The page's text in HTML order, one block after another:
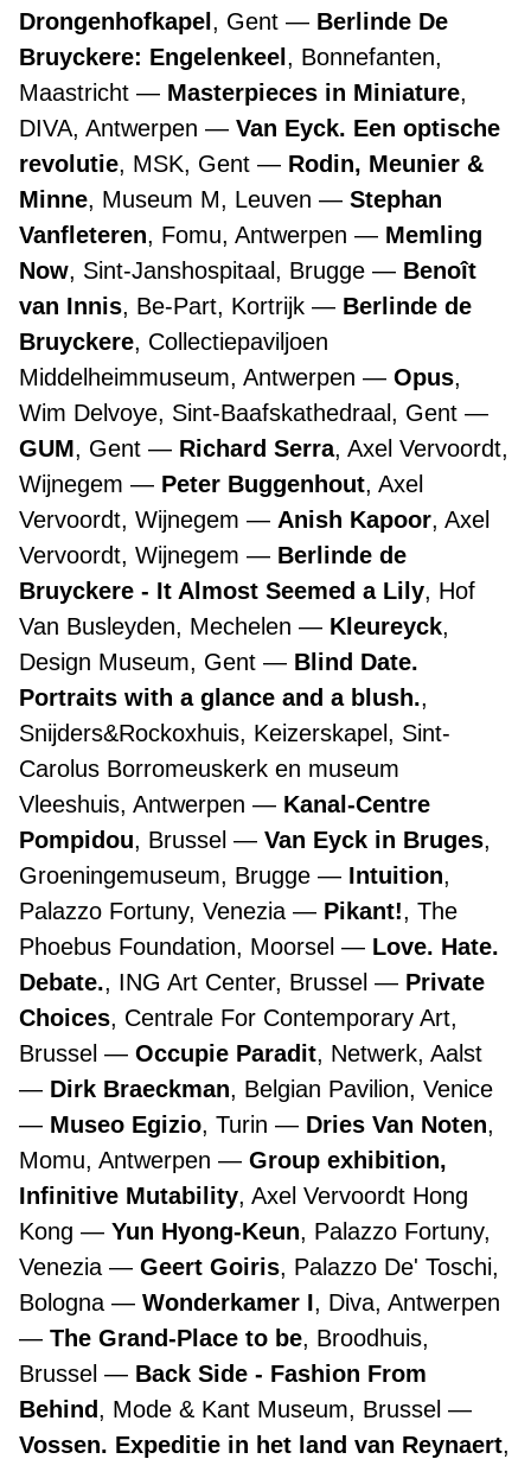
Drongenhofkapel , Gent
Berlinde De
Bruyckere: Engelenkeel , Bonnefanten,
Maastricht
Masterpieces in Miniature,
DIVA, Antwerpen
Van Eyck. Een optische
revolutie, MSK, Gent
Rodin, Meunier &
Minne, Museum M, Leuven
Stephan
Vanfleteren, Fomu, Antwerpen
Memling
Now, Sint-Janshospitaal, Brugge
Benoît
van Innis, Be-Part, Kortrijk
Berlinde de
Bruyckere, Collectiepaviljoen
Middelheimmuseum, Antwerpen
Opus,
Wim Delvoye, Sint-Baafskathedraal, Gent
GUM, Gent Richard Serra, Axel Vervoordt,
Wijnegem
Peter Buggenhout, Axel
Vervoordt, Wijnegem
Anish Kapoor, Axel
Vervoordt, Wijnegem
Berlinde de
Bruyckere - It Almost Seemed a Lily, Hof
Van Busleyden, Mechelen
Kleureyck,
Design Museum, Gent
Blind Date.
Portraits with a glance and a blush.,
Snijders&Rockoxhuis, Keizerskapel, Sint-
Carolus Borromeuskerk en museum
Vleeshuis, Antwerpen
Kanal-Centre
Pompidou, Brussel Van Eyck in Bruges,
Groeningemuseum, Brugge
Intuition,
Palazzo Fortuny, Venezia
Pikant!, The
Phoebus Foundation, Moorsel
Love. Hate.
Debate., ING Art Center, Brussel
Private
Choices, Centrale For Contemporary Art,
Brussel
Occupie Paradit, Netwerk, Aalst
Dirk Braeckman, Belgian Pavilion, Venice
Museo Egizio, Turin Dries Van Noten,
Momu, Antwerpen
Group exhibition,
Infinitive Mutability, Axel Vervoordt Hong
Kong
Yun Hyong-Keun, Palazzo Fortuny,
Venezia
Geert Goiris, Palazzo De' Toschi,
Bologna
Wonderkamer I, Diva, Antwerpen
The Grand-Place to be, Broodhuis,
Brussel
Back Side - Fashion From
Behind, Mode & Kant Museum, Brussel
Vossen. Expeditie in het land van Reynaert,